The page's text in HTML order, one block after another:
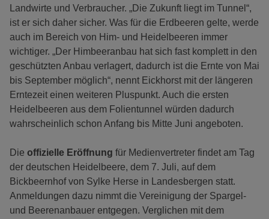
Landwirte und Verbraucher. „Die Zukunft liegt im Tunnel“,
ist er sich daher sicher. Was für die Erdbeeren gelte, werde
auch im Bereich von Him- und Heidelbeeren immer
wichtiger. „Der Himbeeranbau hat sich fast komplett in den
geschützten Anbau verlagert, dadurch ist die Ernte von Mai
bis September möglich“, nennt Eickhorst mit der längeren
Erntezeit einen weiteren Pluspunkt. Auch die ersten
Heidelbeeren aus dem Folientunnel würden dadurch
wahrscheinlich schon Anfang bis Mitte Juni angeboten.
Die offizielle Eröffnung für Medienvertreter findet am Tag
der deutschen Heidelbeere, dem 7. Juli, auf dem
Bickbeernhof von Sylke Herse in Landesbergen statt.
Anmeldungen dazu nimmt die Vereinigung der Spargel-
und Beerenanbauer entgegen. Verglichen mit dem